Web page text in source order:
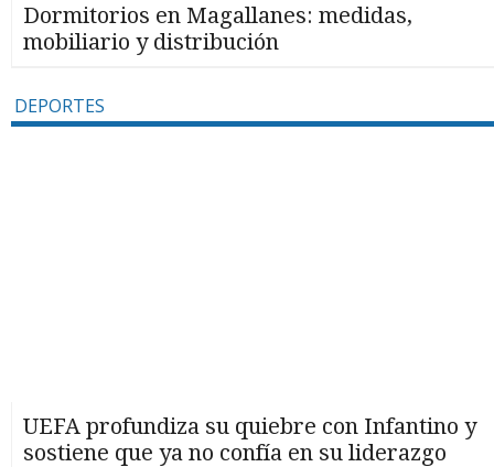
Dormitorios en Magallanes: medidas,
mobiliario y distribución
DEPORTES
UEFA profundiza su quiebre con Infantino y
sostiene que ya no confía en su liderazgo